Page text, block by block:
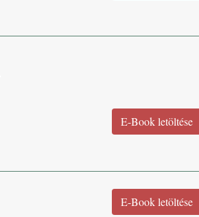
E-Book letöltése
E-Book letöltése